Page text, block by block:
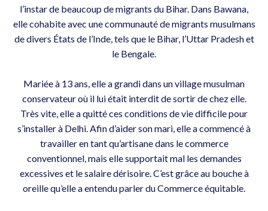
l’instar de beaucoup de migrants du Bihar. Dans Bawana,
elle cohabite avec une communauté de migrants musulmans
de divers États de l’Inde, tels que le Bihar, l’Uttar Pradesh et
le Bengale.
Mariée à 13 ans, elle a grandi dans un village musulman
conservateur où il lui était interdit de sortir de chez elle.
Très vite, elle a quitté ces conditions de vie difficile pour
s’installer à Delhi. Afin d’aider son mari, elle a commencé à
travailler en tant qu’artisane dans le commerce
conventionnel, mais elle supportait mal les demandes
excessives et le salaire dérisoire. C’est grâce au bouche à
oreille qu’elle a entendu parler du Commerce équitable.